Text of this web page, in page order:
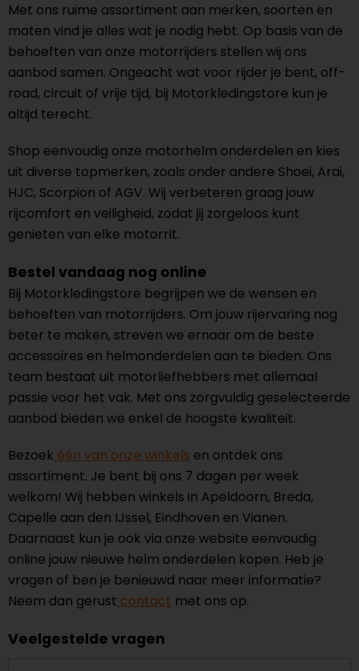
Met ons ruime assortiment aan merken, soorten en
maten vind je alles wat je nodig hebt. Op basis van de
behoeften van onze motorrijders stellen wij ons
aanbod samen. Ongeacht wat voor rijder je bent, off-
road, circuit of vrije tijd, bij Motorkledingstore kun je
altijd terecht.
Shop eenvoudig onze motorhelm onderdelen en kies
uit diverse topmerken, zoals onder andere Shoei, Arai,
HJC, Scorpion of AGV. Wij verbeteren graag jouw
rijcomfort en veiligheid, zodat jij zorgeloos kunt
genieten van elke motorrit.
Bestel vandaag nog online
Bij Motorkledingstore begrijpen we de wensen en
behoeften van motorrijders. Om jouw rijervaring nog
beter te maken, streven we ernaar om de beste
accessoires en helmonderdelen aan te bieden. Ons
team bestaat uit motorliefhebbers met allemaal
passie voor het vak. Met ons zorgvuldig geselecteerde
aanbod bieden we enkel de hoogste kwaliteit.
Bezoek één van onze winkels en ontdek ons
assortiment. Je bent bij ons 7 dagen per week
welkom! Wij hebben winkels in Apeldoorn, Breda,
Capelle aan den IJssel, Eindhoven en Vianen.
Daarnaast kun je ook via onze website eenvoudig
online jouw nieuwe helm onderdelen kopen. Heb je
vragen of ben je benieuwd naar meer informatie?
Neem dan gerust contact met ons op.
Veelgestelde vragen